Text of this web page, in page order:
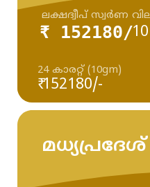
₹ 152180/
₹ 152180/-
24 കാരറ്റ് (10gm)
ലക്ഷദ്വീപ് സ്വർണ
മധ്യപ്രദേശ്